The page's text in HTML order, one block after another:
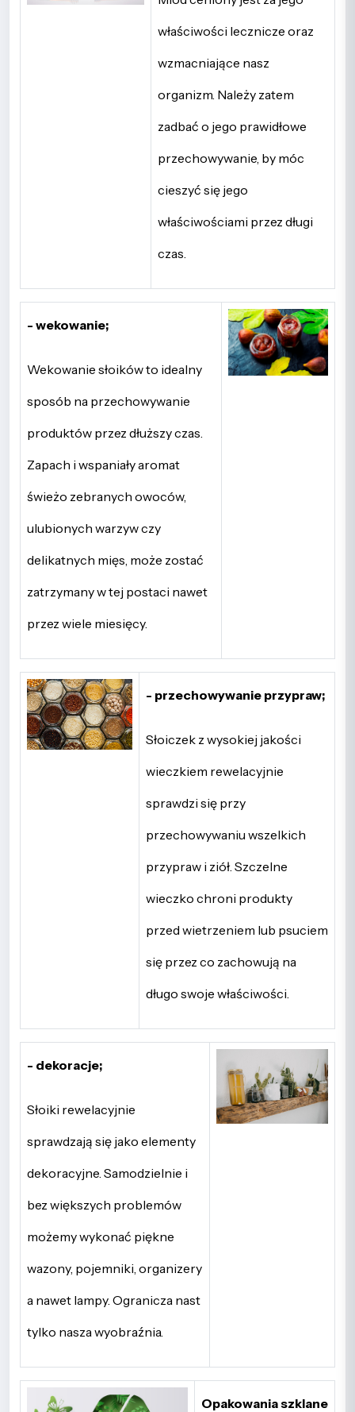
właściwości lecznicze oraz
wzmacniające nasz
organizm. Należy zatem
zadbać o jego prawidłowe
przechowywanie, by móc
cieszyć się jego
właściwościami przez długi
czas.
- wekowanie;
Wekowanie słoików to idealny
sposób na przechowywanie
produktów przez dłuższy czas.
Zapach i wspaniały aromat
świeżo zebranych owoców,
ulubionych warzyw czy
delikatnych mięs, może zostać
zatrzymany w tej postaci nawet
przez wiele miesięcy.
- przechowywanie przypraw;
Słoiczek z wysokiej jakości
wieczkiem rewelacyjnie
sprawdzi się przy
przechowywaniu wszelkich
przypraw i ziół. Szczelne
wieczko chroni produkty
przed wietrzeniem lub psuciem
się przez co zachowują na
długo swoje właściwości.
- dekoracje;
Słoiki rewelacyjnie
sprawdzają się jako elementy
dekoracyjne. Samodzielnie i
bez większych problemów
możemy wykonać piękne
wazony, pojemniki, organizery
a nawet lampy. Ogranicza nast
tylko nasza wyobraźnia.
Opakowania szklane